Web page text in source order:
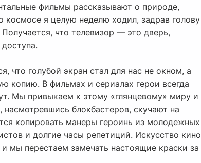
фильмы рассказывают о природе,
космосе я целую неделю ходил, задрав голову
что телевизор — это дверь,
что голубой экран стал для нас не окном, а
копию. В фильмах и сериалах герои всегда
Мы привыкаем к этому «глянцевому» миру и
блокбастеров, скучают на
копировать манеры героинь из молодежных
и долгие часы репетиций. Искусство кино
мы перестаем замечать настоящие краски за